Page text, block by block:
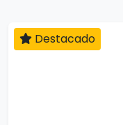
Destacado